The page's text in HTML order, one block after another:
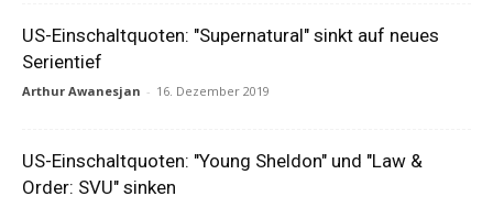
US-Einschaltquoten: "Supernatural" sinkt auf neues
Serientief
Arthur Awanesjan - 16. Dezember 2019
US-Einschaltquoten: "Young Sheldon" und "Law &
Order: SVU" sinken